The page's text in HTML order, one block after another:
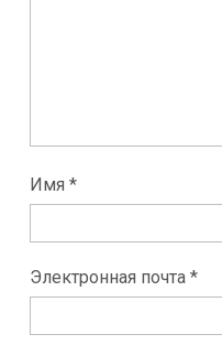
Имя *
Электронная почта *